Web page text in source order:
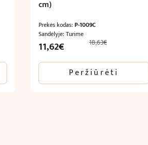
cm)
Prekės kodas: P-1009C
Sandėlyje: Turime
18,63€
Original
was:
18,63€.
11,62€Current
is:
11,62€.
Peržiūrėti